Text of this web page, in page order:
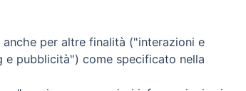
I nostri social
per altre finalità ("interazioni e
e pubblicità") come specificato nella